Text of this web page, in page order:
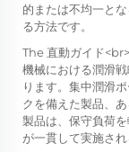
的または不均一と
る方法です。
The直動ガイド<br>
機械における潤滑
ります。集中潤滑
クを備えた製品、
製品は、保守負荷
が一貫して実施され